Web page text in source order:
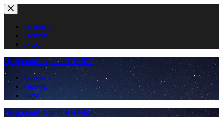
Перейти
до
вмістуГоловна
Пошук
Інфо
Цифровий Архів ННМБУ
Головна
Пошук
Інфо
Цифровий Архів ННМБУ